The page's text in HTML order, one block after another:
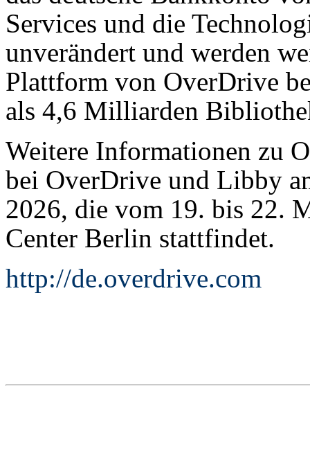
Services und die
unverändert und werden
Plattform von OverDrive
als 4,6 Milliarden
Weitere Informationen zu
bei OverDrive und Libby
2026, die vom 19. bis 22.
Center Berlin stattfindet.
http://de.overdrive.com